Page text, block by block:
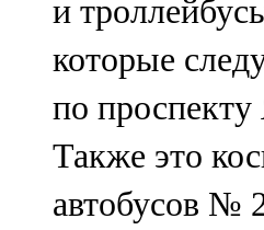
и
которые
по
Также это
автобусов №